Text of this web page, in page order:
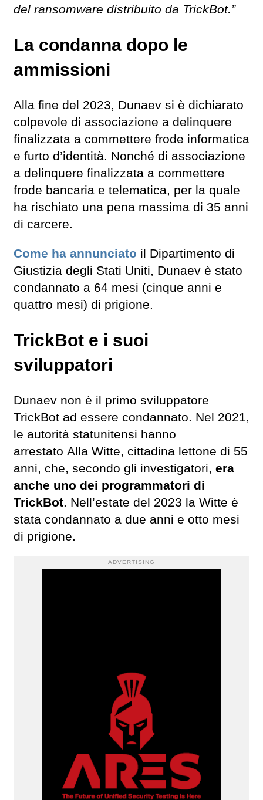
del ransomware distribuito da TrickBot.”
La condanna dopo le
ammissioni
Alla fine del 2023, Dunaev si è dichiarato
colpevole di associazione a delinquere
finalizzata a commettere frode informatica
e furto d’identità. Nonché di associazione
a delinquere finalizzata a commettere
frode bancaria e telematica, per la quale
ha rischiato una pena massima di 35 anni
di carcere.
Come ha annunciato il Dipartimento di
Giustizia degli Stati Uniti, Dunaev è stato
condannato a 64 mesi (cinque anni e
quattro mesi) di prigione.
TrickBot e i suoi
sviluppatori
Dunaev non è il primo sviluppatore
TrickBot ad essere condannato. Nel 2021,
le autorità statunitensi hanno
arrestato Alla Witte, cittadina lettone di 55
anni, che, secondo gli investigatori, era
anche uno dei programmatori di
TrickBot. Nell’estate del 2023 la Witte è
stata condannato a due anni e otto mesi
di prigione.
ADVERTISING